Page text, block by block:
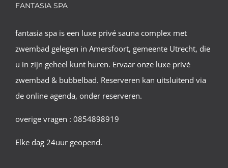
FANTASIA SPA
fantasia spa is een luxe privé sauna complex met
zwembad gelegen in Amersfoort, gemeente Utrecht, die
u in zijn geheel kunt huren. Ervaar onze luxe privé
zwembad & bubbelbad. Reserveren kan uitsluitend via
de online agenda, onder reserveren.
overige vragen : 0854898919
Elke dag 24uur geopend.